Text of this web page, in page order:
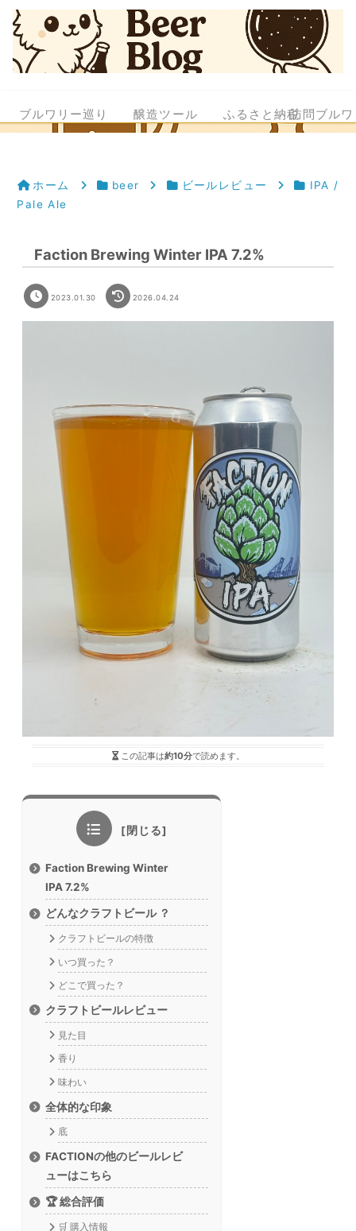
ブルワリー巡り 醸造ツール ふるさと納税訪問ブル
ホーム beer ビールレビュー
IPA /
Pale Ale
Faction Brewing Winter IPA 7.2%
2023.01.30 2026.04.24
この記事は約10分で読めます。
Faction Brewing Winter
IPA 7.2%
どんなクラフトビール ？
クラフトビールの特徴
いつ買った？
どこで買った？
クラフトビールレビュー
見た目
香り
味わい
全体的な印象
底
FACTIONの他のビールレビ
ューはこちら
🏆 総合評価
🛒 購入情報